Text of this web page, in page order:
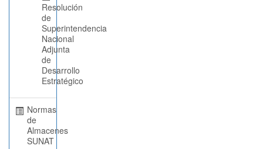
Resolución
de
Superintendencia
Nacional
Adjunta
de
Desarrollo
Estratégico
Normas
de
Almacenes
SUNAT